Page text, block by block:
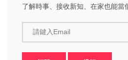
了解時事、接收新知、在家也能當
請鍵入Email